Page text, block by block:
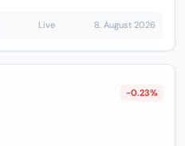
Live 8. August 2026
-0.23%